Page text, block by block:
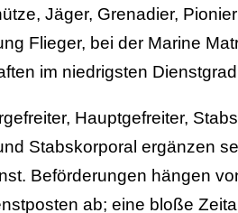
Jäger, Grenadier,
Flieger, bei der Marine
im niedrigsten
Hauptgefreiter,
Stabskorporal ergänzen
Beförderungen hängen
ab; eine bloße